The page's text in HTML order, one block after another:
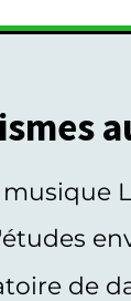
musique
de